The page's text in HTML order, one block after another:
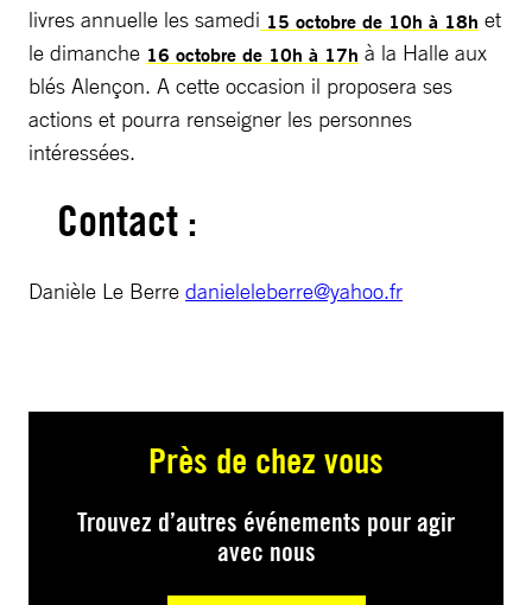
livres annuelle les samedi 15 octobre de 10h à 18h et
le dimanche 16 octobre de 10h à 17h à la Halle aux
blés Alençon. A cette occasion il proposera ses
actions et pourra renseigner les personnes
intéressées.
Contact :
Danièle Le Berre danieleleberre@yahoo.fr
Près de chez vous
Trouvez d’autres événements pour agir
avec nous